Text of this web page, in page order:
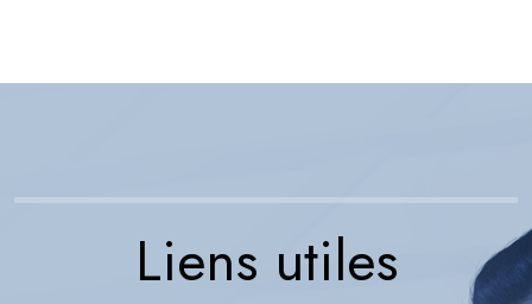
Liens utiles